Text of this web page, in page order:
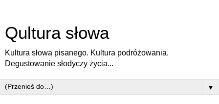
Qultura słowa
Kultura słowa pisanego. Kultura podróżowania.
Degustowanie słodyczy życia...
▼